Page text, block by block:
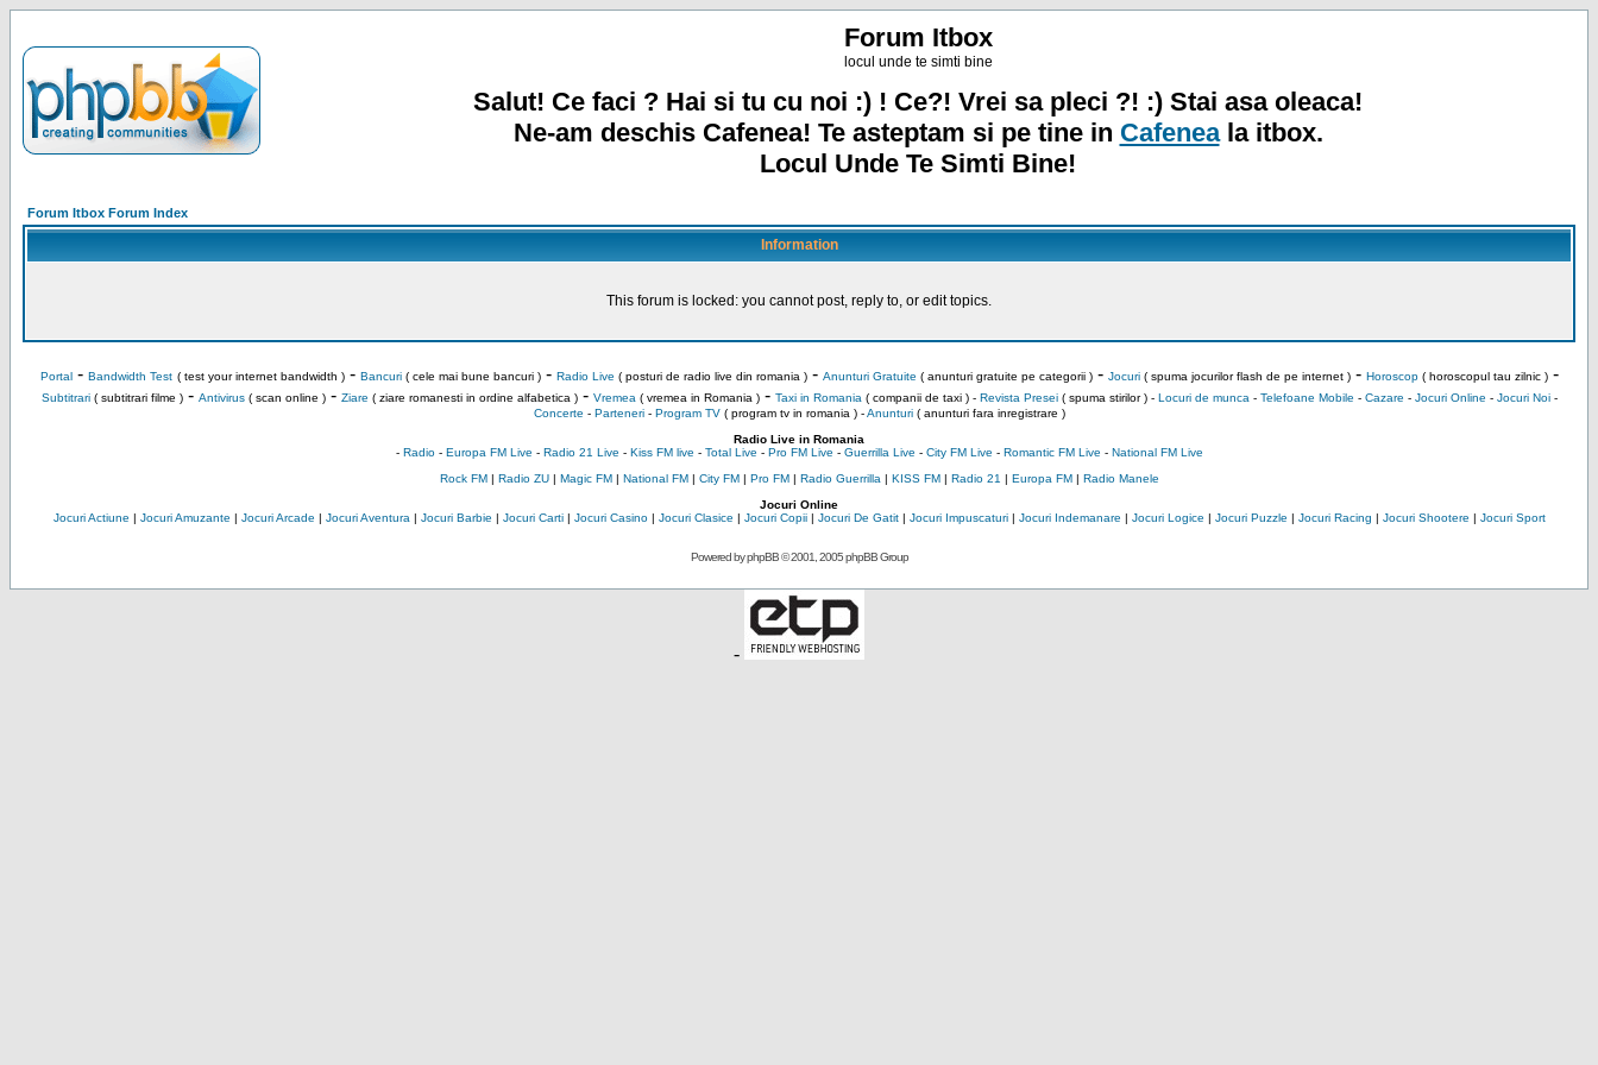
Forum Itbox
locul unde te simti bine
Salut! Ce faci ? Hai si tu cu noi :) ! Ce?! Vrei sa pleci ?! :) Stai asa oleaca!
Ne-am deschis Cafenea! Te asteptam si pe tine in Cafeneala itbox.
Locul Unde Te Simti Bine!
Forum Itbox Forum Index
Information
This forum is locked: you cannot post, reply to, or edit topics.
Portal- Bandwidth Test ( test your internet bandwidth )- Bancuri( cele mai bune bancuri )- Radio Live ( posturi de radio live din romania )- Anunturi Gratuite ( anunturi gratuite pe categorii )- Jocuri( spuma jocurilor flash de pe internet )- Horoscop( horoscopul tau zilnic )-
Subtitrari( subtitrari filme )- Antivirus( scan online )- Ziare ( ziare romanesti in ordine alfabetica )- Vremea ( vremea in Romania )- Taxi in Romania ( companii de taxi ) - Revista Presei( spuma stirilor ) - Locuri de munca - Telefoane Mobile - Cazare - Jocuri Online - Jocuri Noi-
Concerte - Parteneri- Program TV( program tv in romania )-Anunturi( anunturi fara inregistrare )
Radio Live in Romania
- Radio- Europa FM Live - Radio 21 Live - Kiss FM live - Total Live - Pro FM Live - Guerrilla Live - City FM Live - Romantic FM Live - National FM Live
Rock FM| Radio ZU| Magic FM| National FM| City FM| Pro FM| Radio Guerrilla | KISS FM| Radio 21 | Europa FM| Radio Manele
Jocuri Online
Jocuri Actiune | Jocuri Amuzante | Jocuri Arcade | Jocuri Aventura | Jocuri Barbie | Jocuri Carti| Jocuri Casino| Jocuri Clasice | Jocuri Copii| Jocuri De Gatit| Jocuri Impuscaturi| Jocuri Indemanare | Jocuri Logice | Jocuri Puzzle | Jocuri Racing | Jocuri Shootere | Jocuri Sport
Powered byphpBB© 2001, 2005 phpBB Group
-